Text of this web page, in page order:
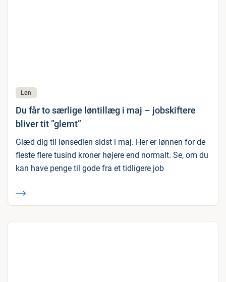
Løn
Du får to særlige løntillæg i maj – jobskiftere
bliver tit ”glemt”
Glæd dig til lønsedlen sidst i maj. Her er lønnen for de
fleste flere tusind kroner højere end normalt. Se, om du
kan have penge til gode fra et tidligere job